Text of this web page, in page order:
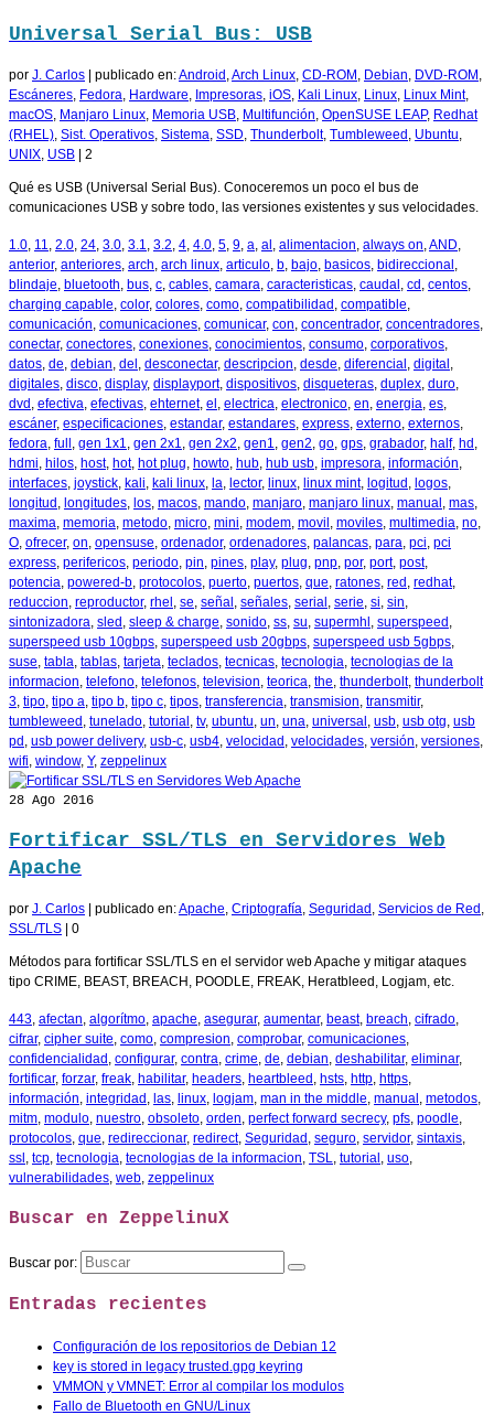
Universal Serial Bus: USB
por J. Carlos publicado en:Android ,Arch Linux, CD-ROM , Debian, DVD-ROM ,
Escáneres, Fedora, Hardware, Impresoras, iOS, Kali Linux, Linux, Linux Mint,
macOS, Manjaro Linux, Memoria USB, Multifunción, OpenSUSE LEAP, Redhat
(RHEL), Sist. Operativos, Sistema, SSD, Thunderbolt, Tumbleweed , Ubuntu,
UNIX, USB 2
Qué es USB (Universal Serial Bus). Conoceremos un poco el bus de
comunicaciones USB y sobre todo, las versiones existentes y sus velocidades.
1.0, 11, 2.0, 24, 3.0, 3.1, 3.2, 4, 4.0, 5, 9, a, al , alimentacion, always on,AND,
anterior, anteriores, arch, arch linux, articulo, b, bajo, basicos, bidireccional ,
blindaje, bluetooth, bus, c, cables, camara, caracteristicas, caudal , cd , centos,
charging capable, color, colores, como, compatibilidad , compatible,
comunicación, comunicaciones, comunicar, con, concentrador, concentradores,
conectar, conectores, conexiones, conocimientos, consumo, corporativos,
datos, de, debian, del , desconectar, descripcion, desde, diferencial , digital ,
digitales, disco, display, displayport, dispositivos, disqueteras, duplex, duro,
dvd , efectiva, efectivas, ehternet, el , electrica, electronico, en, energia, es,
escáner, especificaciones, estandar, estandares, express, externo, externos,
fedora, full , gen 1x1, gen 2x1, gen 2x2, gen1, gen2, go, gps, grabador, half, hd ,
hdmi, hilos, host, hot, hot plug, howto, hub, hub usb, impresora, información,
interfaces, joystick, kali, kali linux, la, lector, linux, linux mint, logitud , logos,
longitud , longitudes, los, macos, mando, manjaro, manjaro linux, manual , mas,
maxima, memoria, metodo, micro, mini, modem, movil , moviles, multimedia, no,
O, ofrecer, on, opensuse, ordenador, ordenadores, palancas, para, pci, pci
express, perifericos, periodo, pin, pines, play, plug, pnp, por, port, post,
potencia, powered-b, protocolos, puerto, puertos, que, ratones, red , redhat,
reduccion, reproductor, rhel , se, señal , señales, serial , serie, si, sin,
sintonizadora, sled , sleep & charge, sonido, ss, su, supermhl , superspeed ,
superspeed usb 10gbps, superspeed usb 20gbps, superspeed usb 5gbps,
suse, tabla, tablas, tarjeta, teclados, tecnicas, tecnologia, tecnologias de la
informacion, telefono, telefonos, television, teorica, the, thunderbolt, thunderbolt
3, tipo, tipo a, tipo b, tipo c, tipos, transferencia, transmision, transmitir,
tumbleweed , tunelado, tutorial , tv, ubuntu, un, una, universal , usb, usb otg, usb
pd , usb power delivery, usb-c, usb4, velocidad , velocidades, versión, versiones,
wifi, window, Y, zeppelinux
28 Ago 2016
Fortificar SSL/TLS en Servidores Web
Apache
por J. Carlos publicado en:Apache, Criptografía, Seguridad , Servicios de Red ,
SSL/TLS
0
Métodos para fortificar SSL/TLS en el servidor web Apache y mitigar ataques
tipo CRIME, BEAST, BREACH, POODLE, FREAK, Heratbleed, Logjam, etc.
443, afectan, algorítmo, apache, asegurar, aumentar, beast, breach, cifrado,
cifrar, cipher suite, como, compresion, comprobar, comunicaciones,
confidencialidad , configurar, contra, crime, de, debian, deshabilitar, eliminar,
fortificar, forzar, freak, habilitar, headers, heartbleed , hsts, http, https,
información, integridad , las, linux, logjam, man in the middle, manual , metodos,
mitm, modulo, nuestro, obsoleto, orden, perfect forward secrecy, pfs, poodle,
protocolos, que, redireccionar, redirect, Seguridad , seguro, servidor, sintaxis,
ssl , tcp, tecnologia, tecnologias de la informacion, TSL, tutorial , uso,
vulnerabilidades, web, zeppelinux
Buscar en ZeppelinuX
Buscar por:
Entradas recientes
Configuración de los repositorios de Debian 12
key is stored in legacy trusted.gpg keyring
VMMON y VMNET: Error al compilar los modulos
Fallo de Bluetooth en GNU/Linux